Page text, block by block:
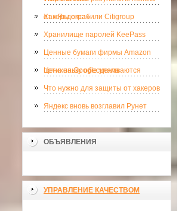
от «Яндекса»
Хакеры ограбили Citigroup
Хранилище паролей KeePass
Ценные бумаги фирмы Amazon
потихоньку обесцениваются
Цена на Google упала
Что нужно для защиты от хакеров
Яндекс вновь возглавил Рунет
ОБЪЯВЛЕНИЯ
УПРАВЛЕНИЕ КАЧЕСТВОМ